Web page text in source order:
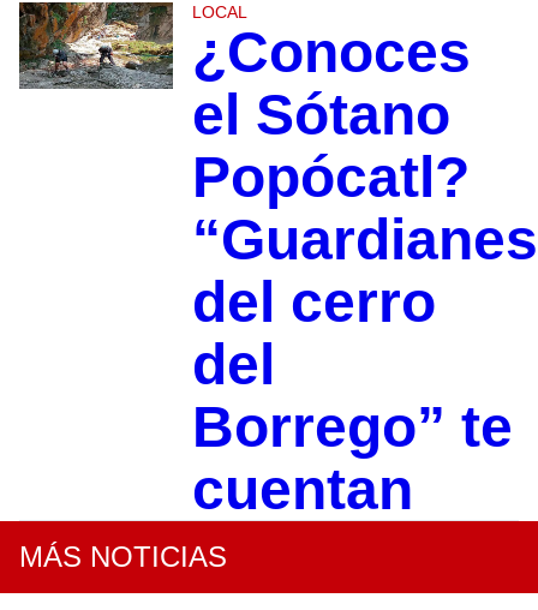
LOCAL
¿Conoces
el Sótano
Popócatl?
“Guardianes
del cerro
del
Borrego” te
cuentan
MÁS NOTICIAS